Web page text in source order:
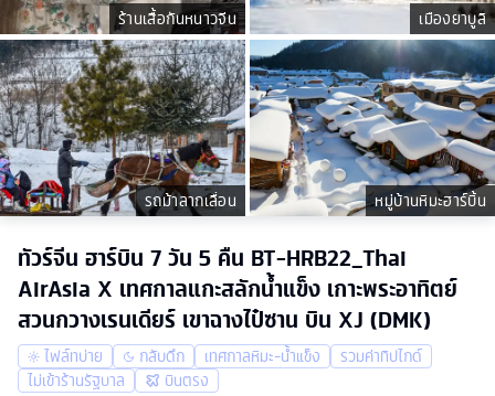
ร้านเสื้อกันหนาวจีน เมืองยาบูลิ
รถม้าลากเลื่อน หมู่บ้านหิมะฮาร์บิ้น
ทัวร์จีน ฮาร์บิน 7 วัน 5 คืน BT-HRB22_Thai
AirAsia X เทศกาลแกะสลักน้ำแข็ง เกาะพระอาทิตย์
สวนกวางเรนเดียร์ เขาฉางไป๋ซาน บิน XJ (DMK)
ไฟล์ทบ่าย กลับดึก เทศกาลหิมะ-น้ำแข็ง
รวมค่าทิปไกด์
ไม่เข้าร้านรัฐบาล
บินตรง